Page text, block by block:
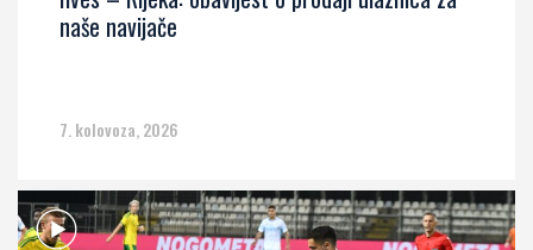
naše navijače
7. kolovoza, 2026